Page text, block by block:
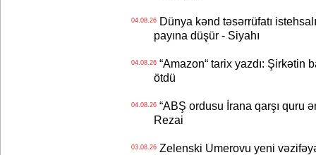
04.08.26Dünya kənd təsərrüfatı
payına düşür - Siyahı
04.08.26“Amazon“ tarix yazdı: Şirkətin
ötdü
04.08.26“ABŞ ordusu İrana qarşı quru
Rezai
03.08.26Zelenski Umerovu yeni